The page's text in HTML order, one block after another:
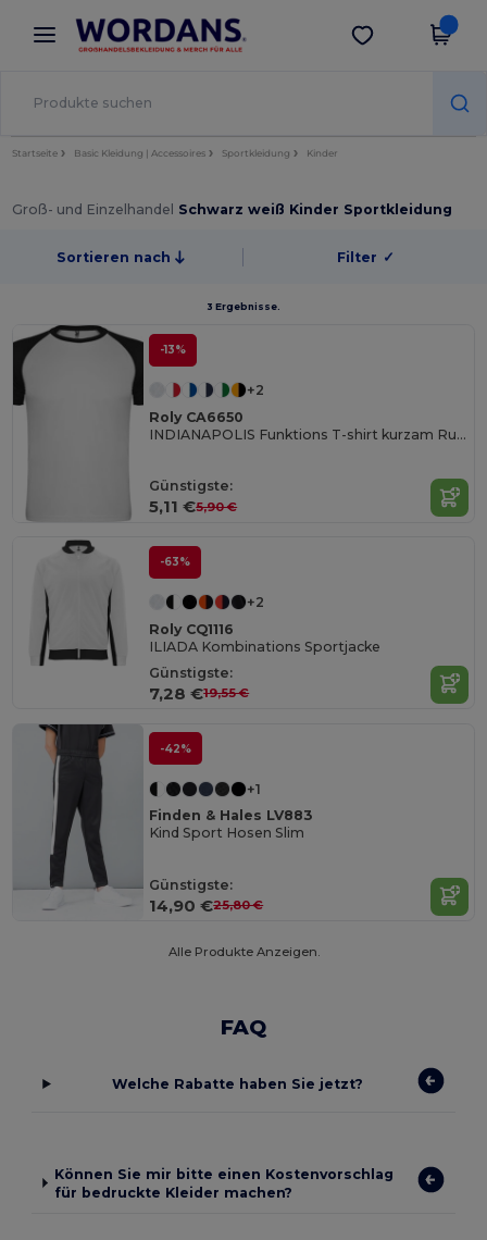
× Wordans App
Bessere Preise in der App!
App holen
Startseite Basic Kleidung | Accessoires Sportkleidung Kinder
Groß- und Einzelhandel Schwarz weiß Kinder Sportkleidung
Sortieren nach Filter ✓
3 Ergebnisse.
-13%
+2
Roly CA6650
INDIANAPOLIS Funktions T-shirt kurzam Rundhals und Raglanärmeln in Kontrastfarbe
Günstigste:
5,11 €5,90 €
-63%
+2
Roly CQ1116
ILIADA Kombinations Sportjacke
Günstigste:
7,28 €19,55 €
-42%
+1
Finden & Hales LV883
Kind Sport Hosen Slim
Günstigste:
14,90 €25,80 €
Alle Produkte Anzeigen.
FAQ
Welche Rabatte haben Sie jetzt?
Können Sie mir bitte einen Kostenvorschlag
für bedruckte Kleider machen?